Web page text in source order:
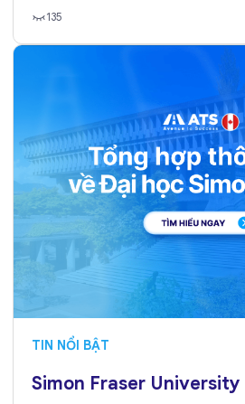
135
TIN NỔI BẬT
Simon Fraser University